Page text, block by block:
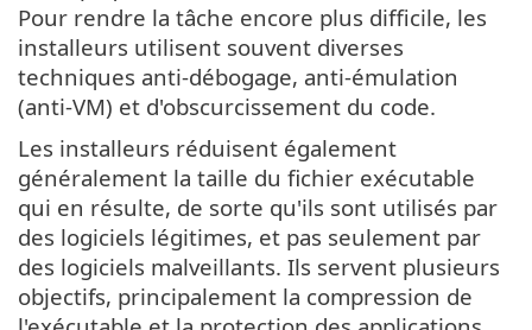
Pour rendre la tâche encore plus difficile, les
installeurs utilisent souvent diverses
techniques anti-débogage, anti-émulation
(anti-VM) et d'obscurcissement du code.
Les installeurs réduisent également
généralement la taille du fichier exécutable
qui en résulte, de sorte qu'ils sont utilisés par
des logiciels légitimes, et pas seulement par
des logiciels malveillants. Ils servent plusieurs
objectifs, principalement la compression de